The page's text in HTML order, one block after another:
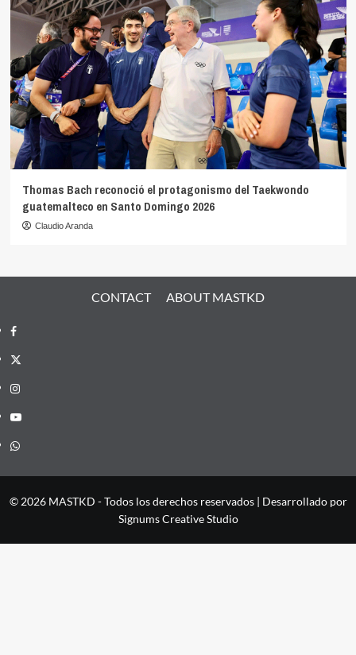
Thomas Bach reconoció el protagonismo del Taekwondo
guatemalteco en Santo Domingo 2026
Claudio Aranda
CONTACT ABOUT MASTKD
Facebook
X
Instagram
YouTube
Whatsapp